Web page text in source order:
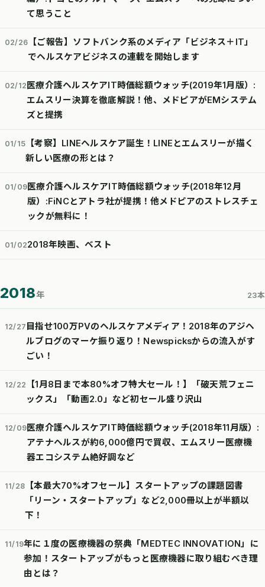
て思うこと
02/26
【ご報告】ソフトバンク系のメディア「ビジネス＋IT」
でヘルスケアビジネスの連載を開始します
02/12医療介護ヘルスケアIT時価総額ウォッチ(2019年1月版）:
エムスリー決算を徹底解説！他、メドピアがEMシステム
ズと提携
01/15
【考察】LINEヘルスケア誕生！LINEとエムスリーが描く
新しい医療の形とは？
01/09医療介護ヘルスケアIT時価総額ウォッチ(2018年12月
版）:FiNCとアトラ社が提携！他メドピアのストレスチェ
ックが無料に！
01/022018年映画、ベスト
2018年 23本
12/27 目指せ100万PVのヘルスケアメディア！2018年のアジヘ
ルブログのマーケ振り返り！Newspicksからの流入がす
ごい！
12/22
【1月8日まで本80%オフ特大セール！】「破天荒フェニ
ックス」「動画2.0」など初セール盛り沢山
12/09医療介護ヘルスケアIT時価総額ウォッチ(2018年11月版）:
アテナヘルスが約6,000億円で買収、エムスリー医療機
器エコシステム絶好調など
11/28
【本最大70%オフセール】スタートアップの課題図書
「リーン・スタートアップ」など2,000冊以上が半額以
下！
11/19年に１度の医療機器の祭典「MEDTEC INNOVATION」に
参加！スタートアップがもっと医療機器に取り組むべき理
由とは？